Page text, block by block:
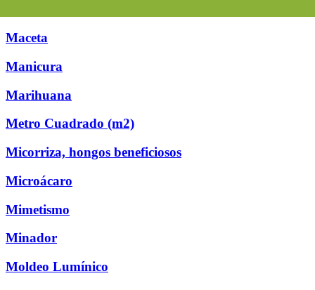
Maceta
Manicura
Marihuana
Metro Cuadrado (m2)
Micorriza, hongos beneficiosos
Microácaro
Mimetismo
Minador
Moldeo Lumínico